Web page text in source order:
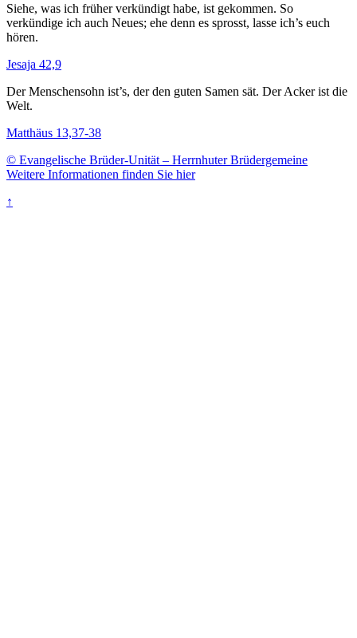
Siehe, was ich früher verkündigt habe, ist gekommen. So
verkündige ich auch Neues; ehe denn es sprosst, lasse ich’s euch
hören.
Jesaja 42,9
Der Menschensohn ist’s, der den guten Samen sät. Der Acker ist die
Welt.
Matthäus 13,37-38
© Evangelische Brüder-Unität – Herrnhuter Brüdergemeine
Weitere Informationen finden Sie hier
↑